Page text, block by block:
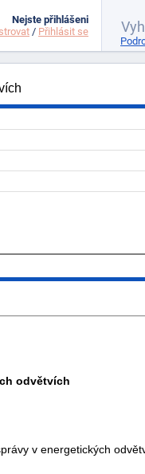
odvětvích
v energetických
Nejste přihlášeni
/ Přihlásit se